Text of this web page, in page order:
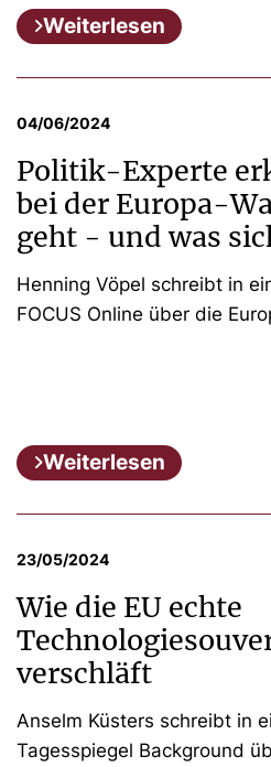
Weiterlesen
04/06/2024
Politik-Experte
bei der Europa-
geht - und was
Henning Vöpel schreibt in
FOCUS Online über die
Weiterlesen
23/05/2024
Wie die EU echte
verschläft
Anselm Küsters schreibt in
Tagesspiegel Background